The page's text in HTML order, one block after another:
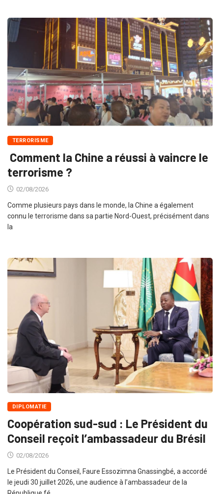
TERRORISME
Comment la Chine a réussi à vaincre le
terrorisme ?
02/08/2026
Comme plusieurs pays dans le monde, la Chine a également
connu le terrorisme dans sa partie Nord-Ouest, précisément dans
la
DIPLOMATIE
Coopération sud-sud : Le Président du
Conseil reçoit l’ambassadeur du Brésil
02/08/2026
Le Président du Conseil, Faure Essozimna Gnassingbé, a accordé
le jeudi 30 juillet 2026, une audience à l’ambassadeur de la